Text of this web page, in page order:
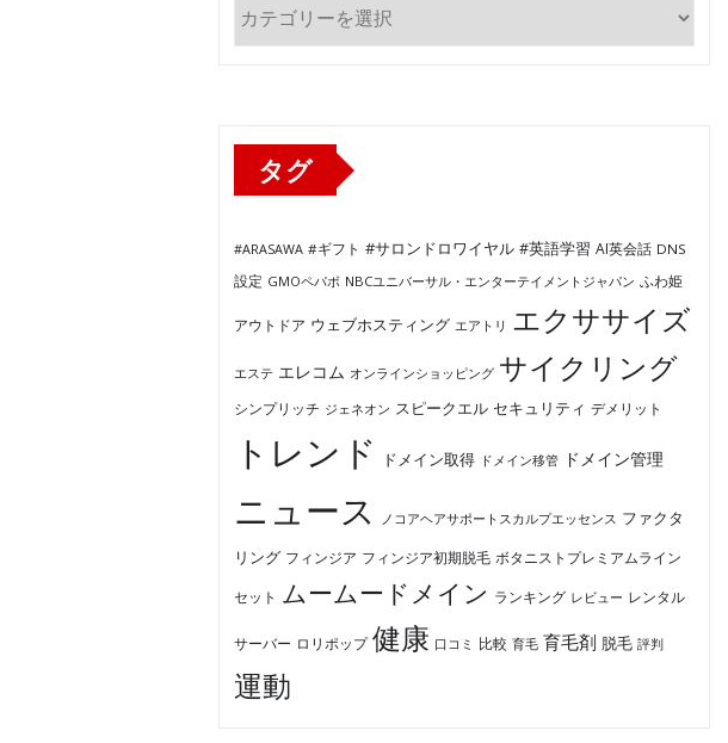
テ
タグ
#ARASAWA #ギフト #サロンドロワイヤル #英語学習 AI英会話 DNS
設定 GMOペパボ NBCユニバーサル・エンターテイメントジャパン ふわ姫
アウトドア ウェブホスティング エアトリ エクササイズ
エステ エレコム オンラインショッピング サイクリング
シンプリッチ ジェネオン スピークエル セキュリティ デメリット
トレンド ドメイン取得 ドメイン移管 ドメイン管理
ニュース ノコアヘアサポートスカルプエッセンス ファクタ
リング フィンジア フィンジア初期脱毛 ボタニストプレミアムライン
セット ムームードメイン ランキング レビュー レンタル
サーバー ロリポップ 健康 口コミ 比較 育毛 育毛剤 脱毛 評判
運動